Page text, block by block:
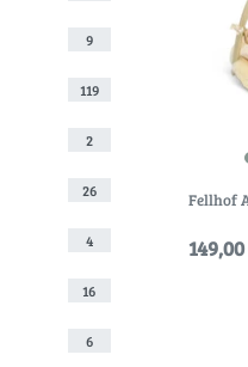
9
119
2
26
4
16
6
Fellhof